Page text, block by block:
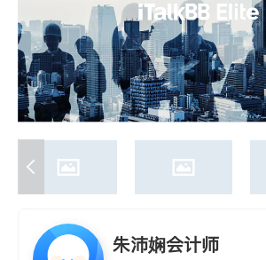
养老 非盈利组织
朱沛娴会计师